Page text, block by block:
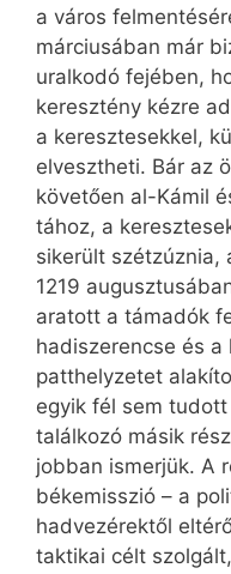
a város
márciusában már
uralkodó fejében,
keresztény kézre
a keresztesekkel,
elvesztheti. Bár az
követően al-Kámil
tá­hoz, a
sikerült szétzúznia,
1219
aratott a támadók
hadiszerencse és
patthelyzetet
egyik fél sem
találkozó másik
jobban ismerjük. A
békemisszió – a
hadvezérektől
taktikai célt